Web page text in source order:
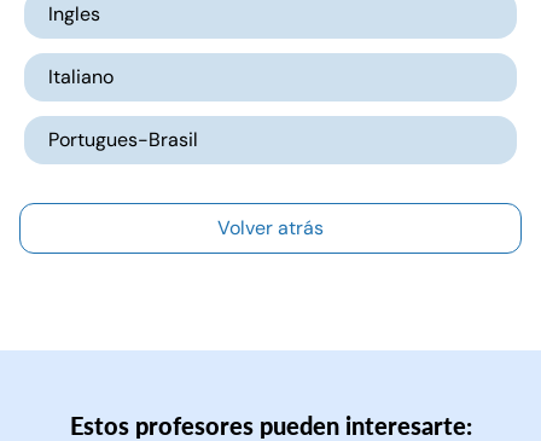
Ingles
Italiano
Portugues-Brasil
Volver atrás
Estos profesores pueden interesarte: